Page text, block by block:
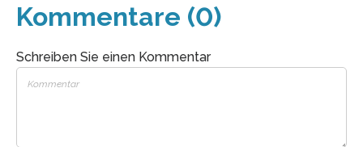
Kommentare (0)
Schreiben Sie einen Kommentar